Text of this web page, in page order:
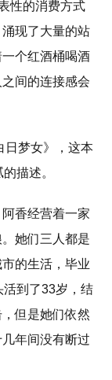
性的消费方式
现了大量的站
个红酒桶喝酒
间的连接感会
日梦女》，这本
描述。
香经营着一家
她们三人都是
的生活，毕业
活到了33岁，结
但是她们依然
年间没有断过